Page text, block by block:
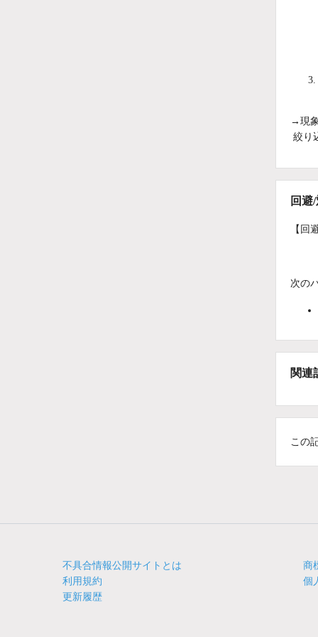
→現
絞り
回避
【回
次の
関連
この
不具合情報公開サイトとは
利用規約
更新履歴
商
個